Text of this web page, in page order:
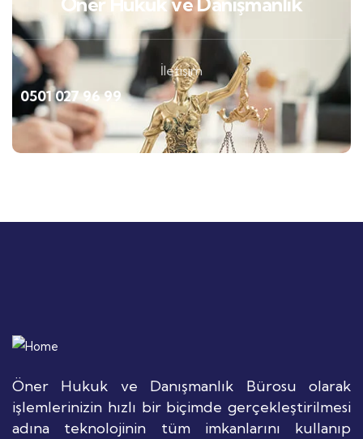
İletişim
0501 027 96 99
Öner Hukuk ve Danışmanlık Bürosu olarak
işlemlerinizin hızlı bir biçimde gerçekleştirilmesi
adına teknolojinin tüm imkanlarını kullanıp